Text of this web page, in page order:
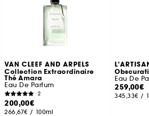
VAN CLEEF AND ARPELS
Collection Extraordinaire
Thé Amara
Eau De Parfum
2
200,00€
266,67€ / 100ml
Eau De
259,00€
345,33€ /